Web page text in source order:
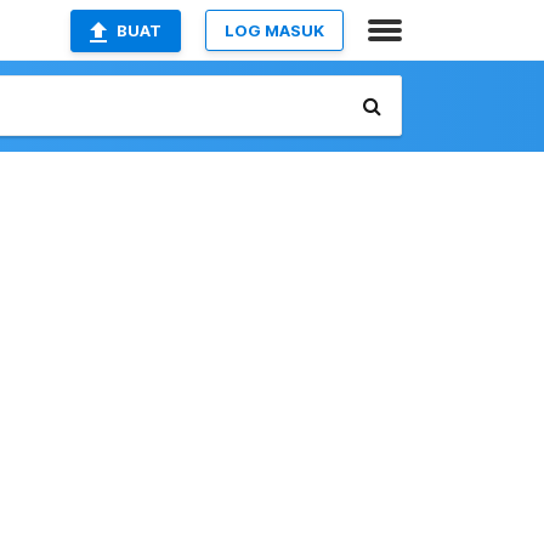
BUAT LOG MASUK